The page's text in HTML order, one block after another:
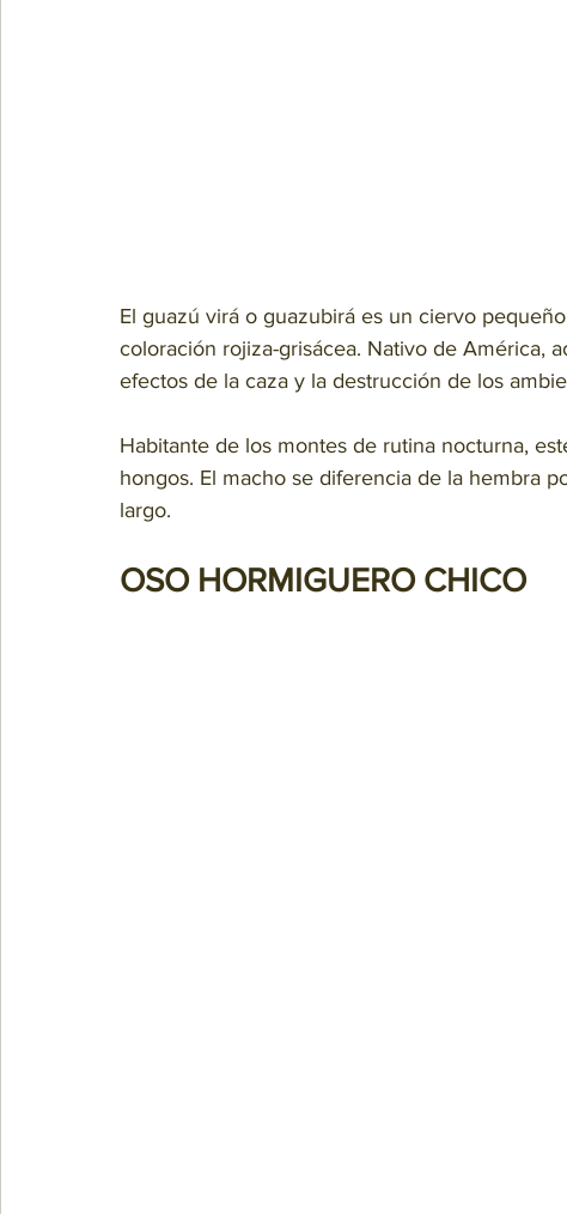
El guazú virá o guazubirá es un ciervo
coloración rojiza-grisácea. Nativo de América,
efectos de la caza y la destrucción de los
Habitante de los montes de rutina nocturna,
hongos. El macho se diferencia de la hembra
largo.
OSO HORMIGUERO CHICO